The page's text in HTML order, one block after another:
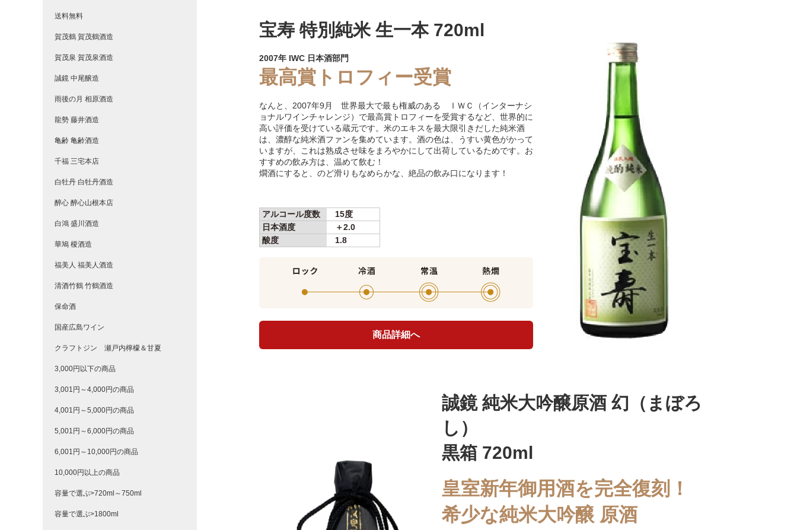
宝寿 特別純米 生一本 720ml
2007年 IWC 日本酒部門
最高賞トロフィー受賞
なんと、2007年9月 世界最大で最も権威のある ＩＷＣ（インターナシ
ョナルワインチャレンジ）で最高賞トロフィーを受賞するなど、世界的に
高い評価を受けている蔵元です。米のエキスを最大限引きだした純米酒
は、濃醇な純米酒ファンを集めています。酒の色は、うすい黄色がかって
いますが、これは熟成させ味をまろやかにして出荷しているためです。お
すすめの飲み方は、温めて飲む！
燗酒にすると、のど滑りもなめらかな、絶品の飲み口になります！
アルコール度数
15度
日本酒度
＋2.0
酸度
1.8
商品詳細へ
誠鏡 純米大吟醸原酒 幻（まぼろ
し）
黒箱 720ml
皇室新年御用酒を完全復刻！
希少な純米大吟醸 原酒
送料無料
賀茂鶴 賀茂鶴酒造
賀茂泉 賀茂泉酒造
誠鏡 中尾醸造
雨後の月 相原酒造
龍勢 藤井酒造
亀齢 亀齢酒造
千福 三宅本店
白牡丹 白牡丹酒造
醉心 醉心山根本店
白鴻 盛川酒造
華鳩 榎酒造
福美人 福美人酒造
清酒竹鶴 竹鶴酒造
保命酒
国産広島ワイン
クラフトジン 瀬戸内檸檬＆甘夏
3,000円以下の商品
3,001円～4,000円の商品
4,001円～5,000円の商品
5,001円～6,000円の商品
6,001円～10,000円の商品
10,000円以上の商品
容量で選ぶ>720ml～750ml
容量で選ぶ>1800ml